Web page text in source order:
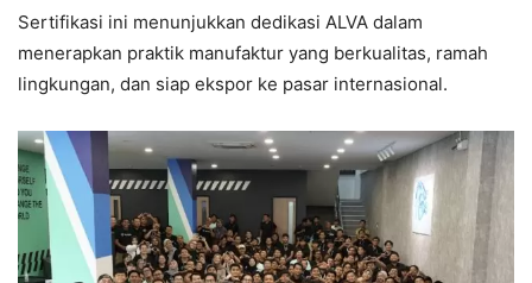
Sertifikasi ini menunjukkan dedikasi ALVA dalam
menerapkan praktik manufaktur yang berkualitas, ramah
lingkungan, dan siap ekspor ke pasar internasional.